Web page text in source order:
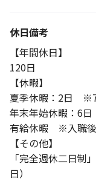
休日備考
【年間休日】
120日
【休暇】
夏季休暇：2日
年末年始休暇：6
有給休暇 ※入職後
【その他】
「完全週休二日制
日）